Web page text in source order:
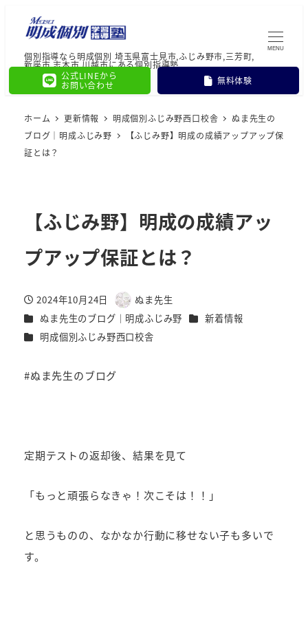
個別指導なら明成個別 埼玉県富士見市,ふじみ野市,三芳町,
新座市,志木市,川越市にある個別指導塾
公式LINEから
お問い合わせ
無料体験
MENU
ホーム 更新情報 明成個別ふじみ野西口校舎
ぬま先生の
ブログ｜明成ふじみ野
【ふじみ野】明成の成績アップアップ保
証とは？
【ふじみ野】明成の成績アッ
プアップ保証とは？
投稿日
2024年10月24日
著
者
ぬま先生
カテゴリー
ぬま先生のブログ｜明成ふじみ野 カテゴリー
新着情報
カテゴリー
明成個別ふじみ野西口校舎
#ぬま先生のブログ
定期テストの返却後、結果を見て
「もっと頑張らなきゃ！次こそは！！」
と思うものの、なかなか行動に移せない子も多いで
す。